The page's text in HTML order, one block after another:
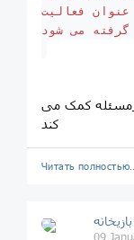
فعالیت
می شود
کمک می
کند
Читать полностью…
بازیخانه
09